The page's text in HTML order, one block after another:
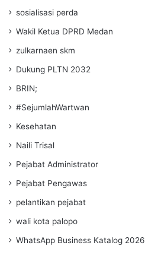
sosialisasi perda
Wakil Ketua DPRD Medan
zulkarnaen skm
Dukung PLTN 2032
BRIN;
#SejumlahWartwan
Kesehatan
Naili Trisal
Pejabat Administrator
Pejabat Pengawas
pelantikan pejabat
wali kota palopo
WhatsApp Business Katalog 2026